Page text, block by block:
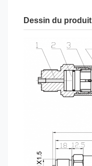
Dessin du produit